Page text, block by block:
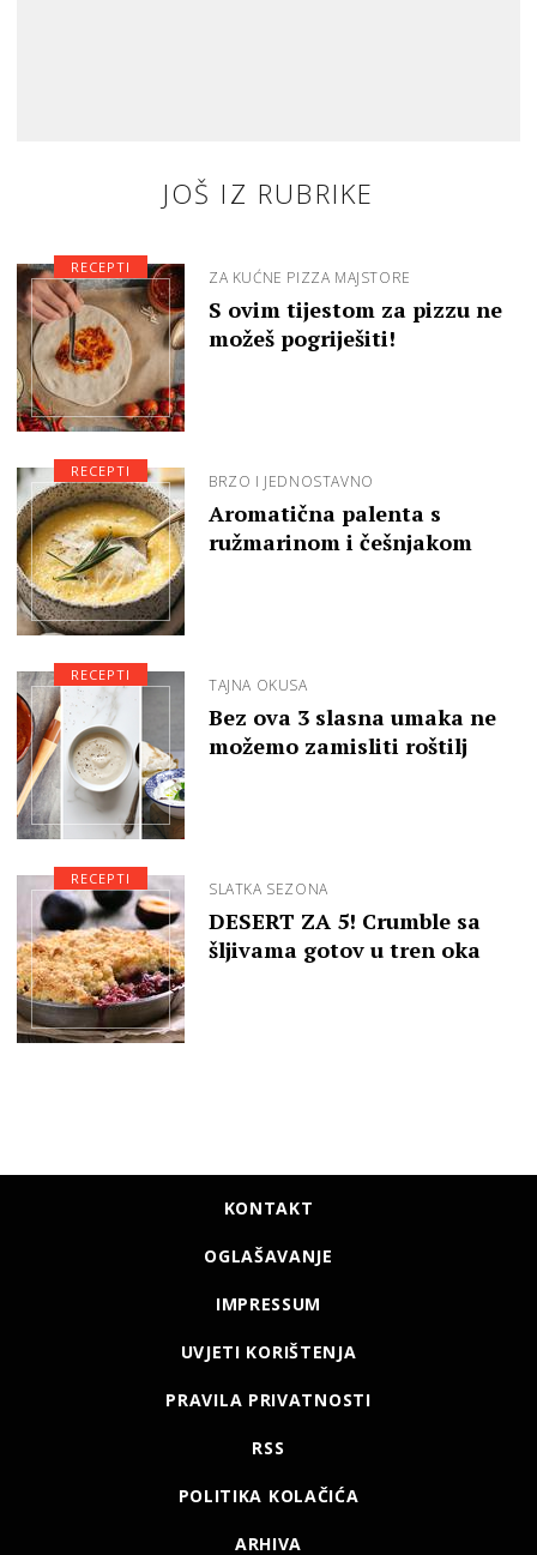
JOŠ IZ RUBRIKE
ZA KUĆNE PIZZA MAJSTORE
S ovim tijestom za pizzu ne
možeš pogriješiti!
RECEPTI
BRZO I JEDNOSTAVNO
Aromatična palenta s
ružmarinom i češnjakom
RECEPTI
TAJNA OKUSA
Bez ova 3 slasna umaka ne
možemo zamisliti roštilj
RECEPTI
SLATKA SEZONA
DESERT ZA 5! Crumble sa
šljivama gotov u tren oka
RECEPTI
KONTAKT
OGLAŠAVANJE
IMPRESSUM
UVJETI KORIŠTENJA
PRAVILA PRIVATNOSTI
RSS
POLITIKA KOLAČIĆA
ARHIVA